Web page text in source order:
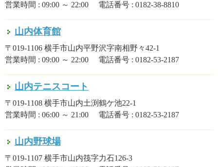
営業時間 : 09:00 ～ 22:00 電話番号 : 0182-38-8810
山内体育館
〒019-1106 横手市山内平野沢字南相野々42-1
営業時間 : 09:00 ～ 22:00 電話番号 : 0182-53-2187
山内テニスコート
〒019-1108 横手市山内土渕鶴ケ池22-1
営業時間 : 06:00 ～ 21:00 電話番号 : 0182-53-2187
山内野球場
〒019-1107 横手市山内筏字力石126-3